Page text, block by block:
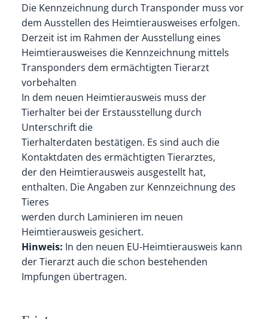
Die Kennzeichnung durch Transponder muss vor
dem Ausstellen des Heimtierausweises erfolgen.
Derzeit ist im Rahmen der Ausstellung eines
Heimtierausweises die Kennzeichnung mittels
Transponders dem ermächtigten Tierarzt
vorbehalten
In dem neuen Heimtierausweis muss der
Tierhalter bei der Erstausstellung durch
Unterschrift die
Tierhalterdaten bestätigen. Es sind auch die
Kontaktdaten des ermächtigten Tierarztes,
der den Heimtierausweis ausgestellt hat,
enthalten. Die Angaben zur Kennzeichnung des
Tieres
werden durch Laminieren im neuen
Heimtierausweis gesichert.
Hinweis: In den neuen EU-Heimtierausweis kann
der Tierarzt auch die schon bestehenden
Impfungen übertragen.